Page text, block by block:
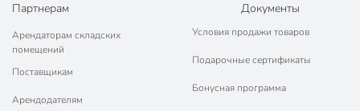
Партнерам
Арендаторам складских
помещений
Поставщикам
Арендодателям
Документы
Условия продажи товаров
Подарочные сертификаты
Бонусная программа